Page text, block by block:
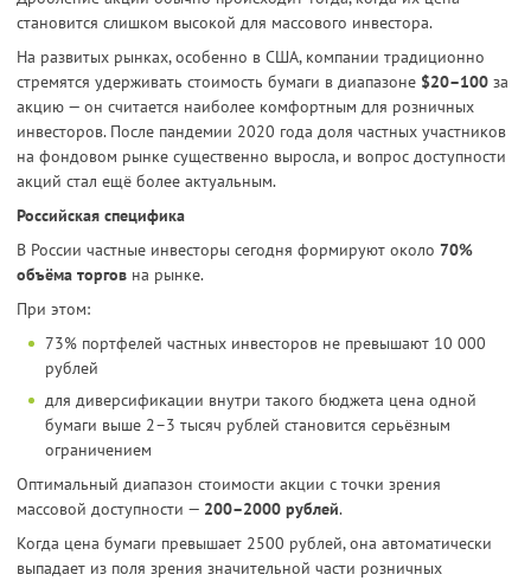
становится слишком высокой для массового инвестора.
На развитых рынках, особенно в США, компании традиционно
стремятся удерживать стоимость бумаги в диапазоне $20–100 за
акцию — он считается наиболее комфортным для розничных
инвесторов. После пандемии 2020 года доля частных участников
на фондовом рынке существенно выросла, и вопрос доступности
акций стал ещё более актуальным.
Российская специфика
В России частные инвесторы сегодня формируют около 70%
объёма торгов на рынке.
При этом:
73% портфелей частных инвесторов не превышают 10 000
рублей
для диверсификации внутри такого бюджета цена одной
бумаги выше 2–3 тысяч рублей становится серьёзным
ограничением
Оптимальный диапазон стоимости акции с точки зрения
массовой доступности — 200–2000 рублей.
Когда цена бумаги превышает 2500 рублей, она автоматически
выпадает из поля зрения значительной части розничных